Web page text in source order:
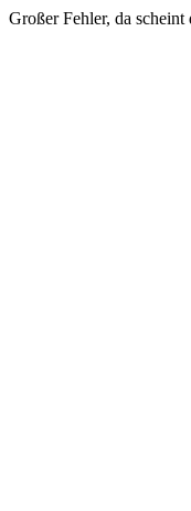
Großer Fehler, da